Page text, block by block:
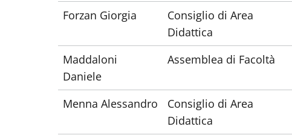
Forzan Giorgia
Consiglio di Area
Didattica
Maddaloni
Daniele
Assemblea di Facoltà
Menna Alessandro
Consiglio di Area
Didattica